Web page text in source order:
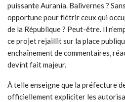
puissante Aurania. Balivernes ?
opportune pour flétrir ceux qui
de la République ? Peut-être. Il
ce projet rejaillit sur la place
enchaînement de commentaires,
devint fait majeur.
À telle enseigne que la préfecture
officiellement expliciter les